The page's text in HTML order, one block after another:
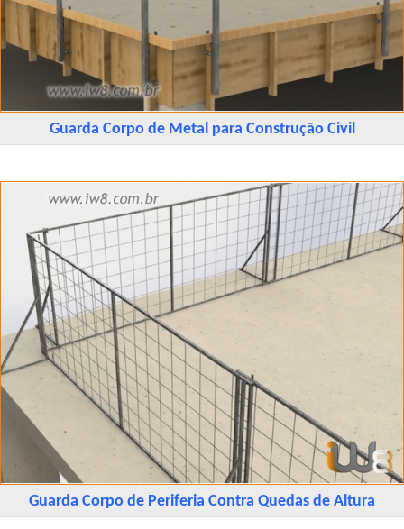
Guarda Corpo de Metal para Construção Civil
Guarda Corpo de Periferia Contra Quedas de Altura